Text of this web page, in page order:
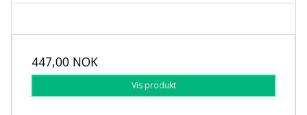
447,00 NOK
Vis produkt